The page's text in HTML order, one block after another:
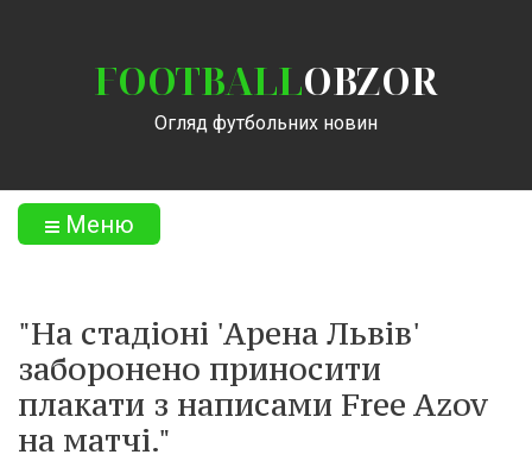
FOOTBALLOBZOR
Огляд футбольних новин
Меню
"На стадіоні 'Арена Львів'
заборонено приносити
плакати з написами Free Azov
на матчі."